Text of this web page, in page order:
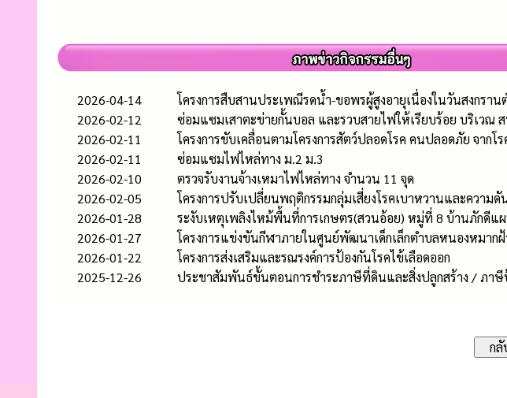
2026-04-14
โครงการสืบสานประเพณีรดน้ำ-ขอพรผู้สูงอายุเนื่องในวันสงกราน
2026-02-12
ซ่อมแซมเสาตะข่ายกั้นบอล และรวบสายไฟให้เรียบร้อย บริเวณ
2026-02-11
โครงการขับเคลื่อนตามโครงการสัตว์ปลอดโรค คนปลอดภัย จาก
2026-02-11
ซ่อมแซมไฟไหล่ทาง ม.2 ม.3
2026-02-10
ตรวจรับงานจ้างเหมาไฟไหล่ทาง จำนวน 11 จุด
2026-02-05
โครงการปรับเปลี่ยนพฤติกรรมกลุ่มเสี่ยงโรคเบาหวานและความดั
2026-01-28
ระงับเหตุเพลิงไหม้พื้นที่การเกษตร(สวนอ้อย) หมู่ที่ 8 บ้านภักดีแ
2026-01-27
โครงการแข่งขันกีฬาภายในศูนย์พัฒนาเด็กเล็กตำบลหนองหมากฝ้
2026-01-22
โครงการส่งเสริมและรณรงค์การป้องกันโรคไข้เลือดออก
2025-12-26
ประชาสัมพันธ์ขั้นตอนการชำระภาษีที่ดินและสิ่งปลูกสร้าง / ภาษี